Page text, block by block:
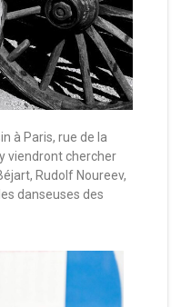
à Paris, rue de la
viendront chercher
Rudolf Noureev,
danseuses des